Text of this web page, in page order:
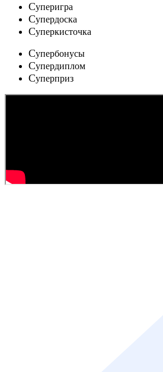
Cуперигра
Cупердоска
Cуперкисточка
Cупербонусы
Cупердиплом
Cуперприз